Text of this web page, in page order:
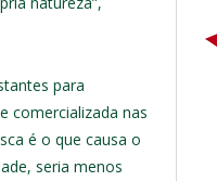
para
comercializada nas
é o que causa o
seria menos